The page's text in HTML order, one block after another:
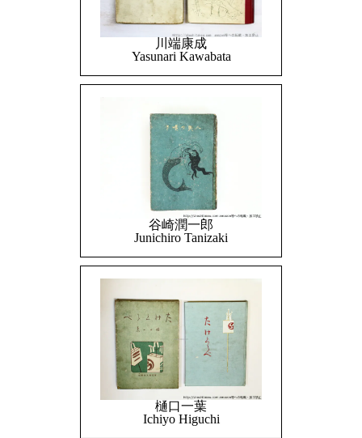
川端康成
Yasunari Kawabata
谷崎潤一郎
Junichiro Tanizaki
樋口一葉
Ichiyo Higuchi